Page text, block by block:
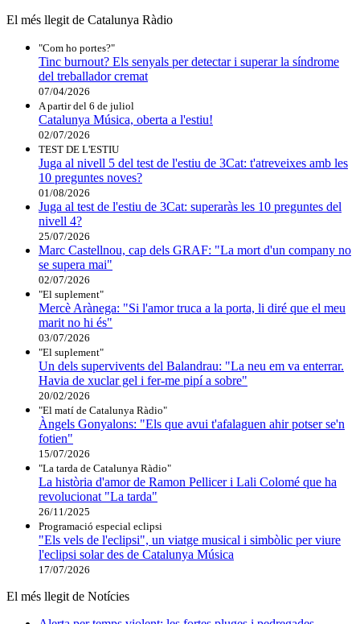
El més llegit de Catalunya Ràdio
"Com ho portes?"
Tinc burnout? Els senyals per detectar i superar la síndrome
del treballador cremat
07/04/2026
A partir del 6 de juliol
Catalunya Música, oberta a l'estiu!
02/07/2026
TEST DE L'ESTIU
Juga al nivell 5 del test de l'estiu de 3Cat: t'atreveixes amb les
10 preguntes noves?
01/08/2026
Juga al test de l'estiu de 3Cat: superaràs les 10 preguntes del
nivell 4?
25/07/2026
Marc Castellnou, cap dels GRAF: "La mort d'un company no
se supera mai"
02/07/2026
"El suplement"
Mercè Arànega: "Si l'amor truca a la porta, li diré que el meu
marit no hi és"
03/07/2026
"El suplement"
Un dels supervivents del Balandrau: "La neu em va enterrar.
Havia de xuclar gel i fer-me pipí a sobre"
20/02/2026
"El matí de Catalunya Ràdio"
Àngels Gonyalons: "Els que avui t'afalaguen ahir potser se'n
fotien"
15/07/2026
"La tarda de Catalunya Ràdio"
La història d'amor de Ramon Pellicer i Lali Colomé que ha
revolucionat "La tarda"
26/11/2025
Programació especial eclipsi
"Els vels de l'eclipsi", un viatge musical i simbòlic per viure
l'eclipsi solar des de Catalunya Música
17/07/2026
El més llegit de Notícies